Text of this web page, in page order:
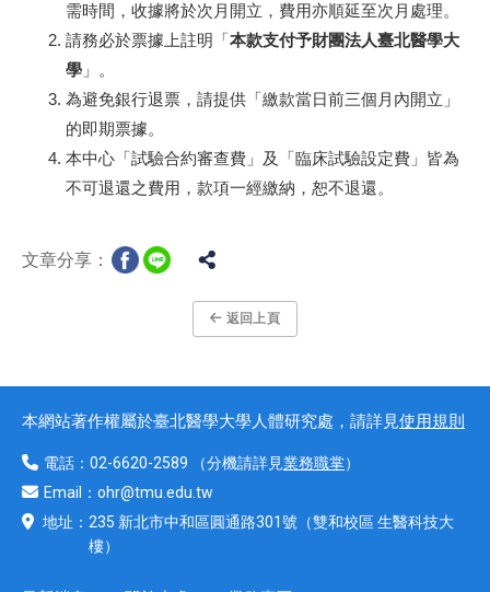
需時間，收據將於次月開立，費用亦順延至次月處理。
請務必於票據上註明「本款支付予財團法人臺北醫學大
學 」。
為避免銀行退票，請提供「繳款當日前三個月內開立」
的即期票據。
本中心「試驗合約審查費」及「臨床試驗設定費」 皆為
不可退還之費用，款項一經繳納，恕不退還。
文章分享：
返回上頁
本網站著作權屬於臺北醫學大學人體研究處，請詳見使用規則
電話： 02-6620-2589 （分機請詳見業務職掌）
Email： ohr@tmu.edu.tw
地址： 235 新北市中和區圓通路301號 （雙和校區 生醫科技大
樓）